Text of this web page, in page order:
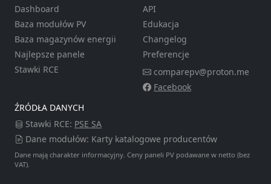
Dashboard
Baza modułów PV
Baza magazynów energii
Najlepsze panele
Stawki RCE
API
Edukacja
Changelog
Preferencje
comparepv@proton.me
Facebook
ŹRÓDŁA DANYCH
Stawki RCE: PSE SA
Dane modułów: Karty katalogowe producentów
Dane mają charakter informacyjny. Ceny paneli PV podawane w netto (bez
VAT).